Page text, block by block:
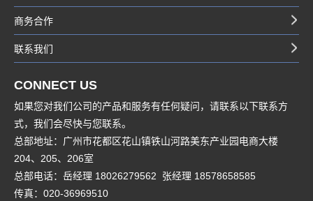
商务合作
联系我们
CONNECT US
如果您对我们公司的产品和服务有任何疑问，请联系以下联系方
式，我们会尽快与您联系。
总部地址：广州市花都区花山镇铁山河路美东产业园电商大楼
204、205、206室
总部电话：岳经理 18026279562 张经理 18578658585
传真：020-36969510